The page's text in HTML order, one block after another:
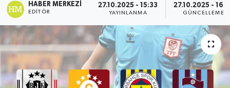
HABER MERKEZI
EDITÖR
27.10.2025 - 15:33
YAYINLANMA
27.10.2025 -
GÜNCELLEME
Kültür-Sanat
Magazin